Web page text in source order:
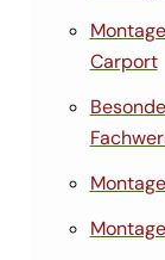
Carport